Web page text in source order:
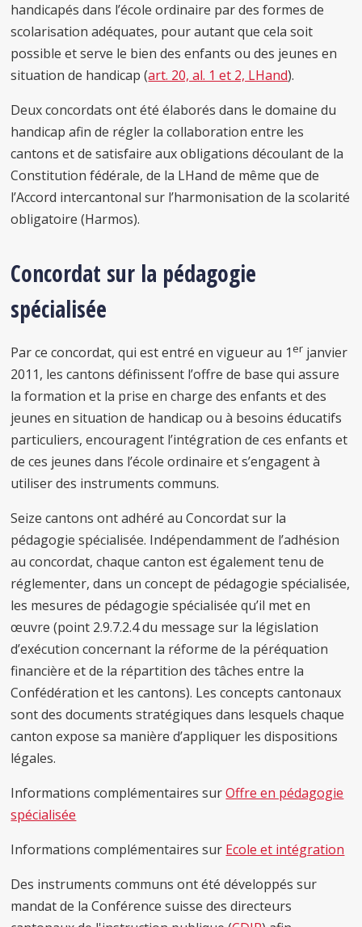
handicapés dans l’école ordinaire par des formes de
scolarisation adéquates, pour autant que cela soit
possible et serve le bien des enfants ou des jeunes en
situation de handicap (art. 20, al. 1 et 2, LHand).
Deux concordats ont été élaborés dans le domaine du
handicap afin de régler la collaboration entre les
cantons et de satisfaire aux obligations découlant de la
Constitution fédérale, de la LHand de même que de
l’Accord intercantonal sur l’harmonisation de la scolarité
obligatoire (Harmos).
Concordat sur la pédagogie
spécialisée
Par ce concordat, qui est entré en vigueur au 1er janvier
2011, les cantons définissent l’offre de base qui assure
la formation et la prise en charge des enfants et des
jeunes en situation de handicap ou à besoins éducatifs
particuliers, encouragent l’intégration de ces enfants et
de ces jeunes dans l’école ordinaire et s’engagent à
utiliser des instruments communs.
Seize cantons ont adhéré au Concordat sur la
pédagogie spécialisée. Indépendamment de l’adhésion
au concordat, chaque canton est également tenu de
réglementer, dans un concept de pédagogie spécialisée,
les mesures de pédagogie spécialisée qu’il met en
œuvre (point 2.9.7.2.4 du message sur la législation
d’exécution concernant la réforme de la péréquation
financière et de la répartition des tâches entre la
Confédération et les cantons). Les concepts cantonaux
sont des documents stratégiques dans lesquels chaque
canton expose sa manière d’appliquer les dispositions
légales.
Informations complémentaires surOffre en pédagogie
spécialisée
Informations complémentaires sur Ecole et intégration
Des instruments communs ont été développés sur
mandat de la Conférence suisse des directeurs